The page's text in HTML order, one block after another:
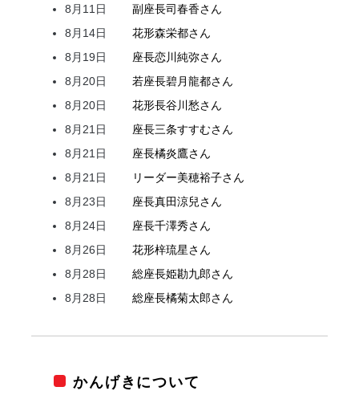
8月11日
副座長司春香さん
8月14日
花形森栄都さん
8月19日
座長恋川純弥さん
8月20日
若座長碧月龍都さん
8月20日
花形長谷川愁さん
8月21日
座長三条すすむさん
8月21日
座長橘炎鷹さん
8月21日
リーダー美穂裕子さん
8月23日
座長真田涼兒さん
8月24日
座長千澤秀さん
8月26日
花形梓琉星さん
8月28日
総座長姫勘九郎さん
8月28日
総座長橘菊太郎さん
かんげきについて